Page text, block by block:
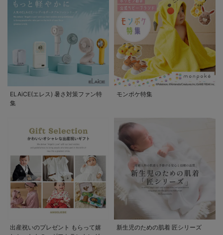
ELAiCE(エレス) 暑さ対策ファン特
集
モンポケ特集
出産祝いのプレゼント もらって嬉
新生児のための肌着 匠シリーズ